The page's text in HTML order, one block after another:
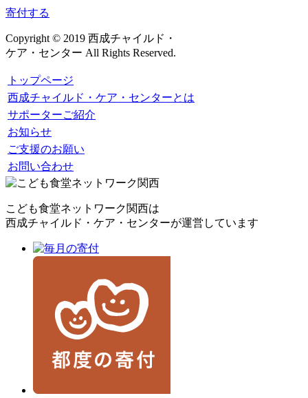
寄付する
Copyright © 2019 西成チャイルド・
ケア・センター All Rights Reserved.
トップページ
西成チャイルド・ケア・センターとは
サポーターご紹介
お知らせ
ご支援のお願い
お問い合わせ
こども食堂ネットワーク関西は
西成チャイルド・ケア・センターが運営しています